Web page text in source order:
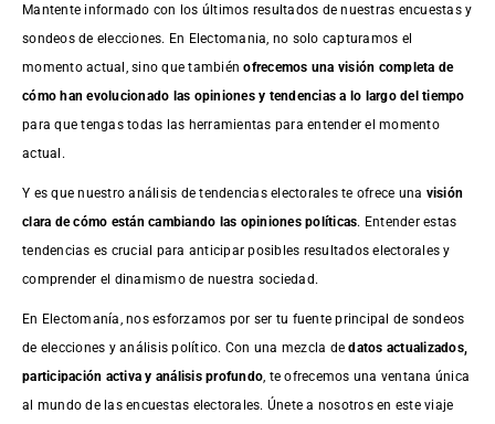
Mantente informado con los últimos resultados de nuestras encuestasy
sondeos de elecciones. En Electomania, no solo capturamos el
momento actual, sino que tambiénofrecemos una visión completa de
cómo han evolucionado las opiniones y tendencias a lo largo del tiempo
para que tengas todas las herramientas para entender el momento
actual.
Y es que nuestro análisis de tendencias electorales te ofrece una visión
clara de cómo están cambiando las opiniones políticas. Entender estas
tendencias es crucial para anticipar posibles resultados electorales y
comprender el dinamismo de nuestra sociedad.
En Electomanía, nos esforzamos por ser tu fuente principal de sondeos
de elecciones y análisis político. Con una mezcla dedatos actualizados,
participación activa y análisis profundo , te ofrecemos una ventana única
al mundo de las encuestas electorales. Únete a nosotros en este viaje